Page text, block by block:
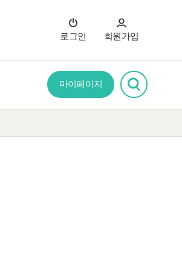
로그인 회원가입
마이페이지